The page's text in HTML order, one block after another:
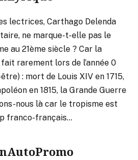
lectrices, Carthago Delenda
ne marque-t-elle pas le
au 21ème siècle ? Car la
rarement lors de l’année 0
: mort de Louis XIV en 1715,
en 1815, la Grande Guerre
nous là car le tropisme est
franco-français…